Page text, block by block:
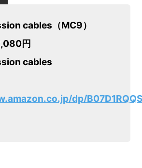
cables（MC9）
円
cables
dp/